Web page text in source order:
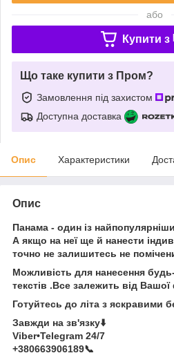
або
Купити з
Що таке купити з Пром?
Замовлення під захистом
Доступна доставка
Опис Характеристики
Опис
Панама - один із
А якщо на неї ще й нанести
точно не залишитесь не
Можливість для нанесення
текстів .Все залежить від Вашої
Готуйтесь до літа з яскравими
Завжди на зв'язку⬇️
Viber•Telegram 24/7
+380663906189📞